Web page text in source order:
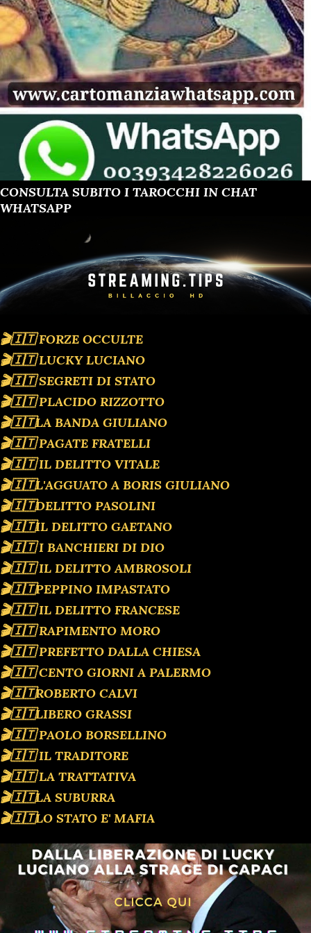
CONSULTA SUBITO I TAROCCHI IN CHAT
WHATSAPP
🎬🇮🇹 FORZE OCCULTE
🎬🇮🇹 LUCKY LUCIANO
🎬🇮🇹 SEGRETI DI STATO
🎬🇮🇹 PLACIDO RIZZOTTO
🎬🇮🇹LA BANDA GIULIANO
🎬🇮🇹 PAGATE FRATELLI
🎬🇮🇹 IL DELITTO VITALE
🎬🇮🇹L'AGGUATO A BORIS GIULIANO
🎬🇮🇹DELITTO PASOLINI
🎬🇮🇹IL DELITTO GAETANO
🎬🇮🇹 I BANCHIERI DI DIO
🎬🇮🇹 IL DELITTO AMBROSOLI
🎬🇮🇹PEPPINO IMPASTATO
🎬🇮🇹 IL DELITTO FRANCESE
🎬🇮🇹 RAPIMENTO MORO
🎬🇮🇹 PREFETTO DALLA CHIESA
🎬🇮🇹 CENTO GIORNI A PALERMO
🎬🇮🇹ROBERTO CALVI
🎬🇮🇹LIBERO GRASSI
🎬🇮🇹 PAOLO BORSELLINO
🎬🇮🇹 IL TRADITORE
🎬🇮🇹 LA TRATTATIVA
🎬🇮🇹LA SUBURRA
🎬🇮🇹LO STATO E' MAFIA